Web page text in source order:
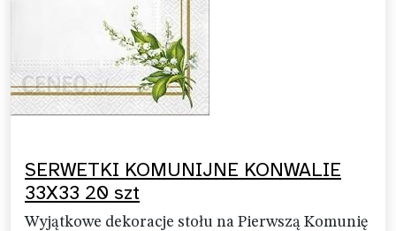
SERWETKI KOMUNIJNE KONWALIE
33X33 20 szt
Wyjątkowe dekoracje stołu na Pierwszą Komunię